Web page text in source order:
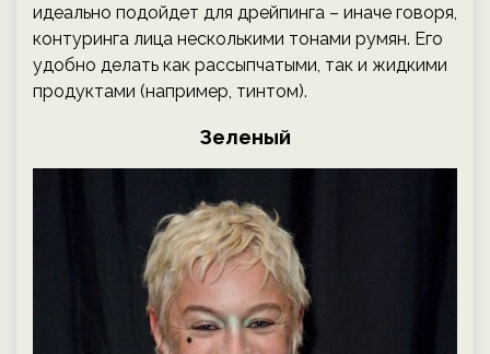
идеально подойдет для дрейпинга – иначе говоря,
контуринга лица несколькими тонами румян. Его
удобно делать как рассыпчатыми, так и жидкими
продуктами (например, тинтом).
Зеленый